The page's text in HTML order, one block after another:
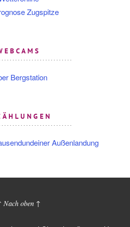
Zugspitze
Bergstation
Außenlandung
Nach oben ↑